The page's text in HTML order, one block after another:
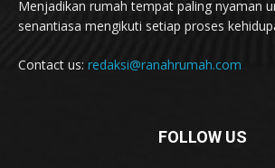
Menjadikan rumah tempat paling nyaman
senantiasa mengikuti setiap proses
Contact us: redaksi@ranahrumah.com
FOLLOW US